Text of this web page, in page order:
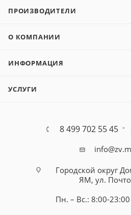
ПРОИЗВОДИТЕЛИ
О КОМПАНИИ
ИНФОРМАЦИЯ
УСЛУГИ
8 499 702 55 45
Городской округ
ЯМ, ул.
Пн. – Вс.: 8:00-